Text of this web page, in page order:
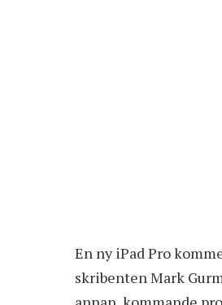
En ny iPad Pro
skribenten Mark